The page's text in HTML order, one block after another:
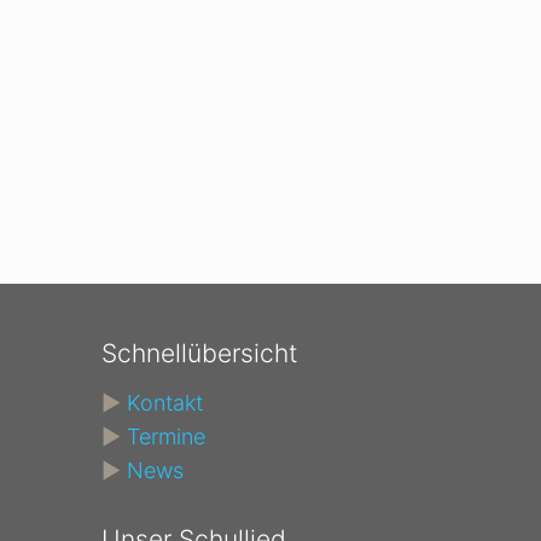
Schnellübersicht
► Kontakt
► Termine
► News